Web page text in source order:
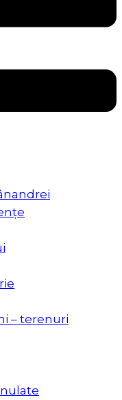
– terenuri